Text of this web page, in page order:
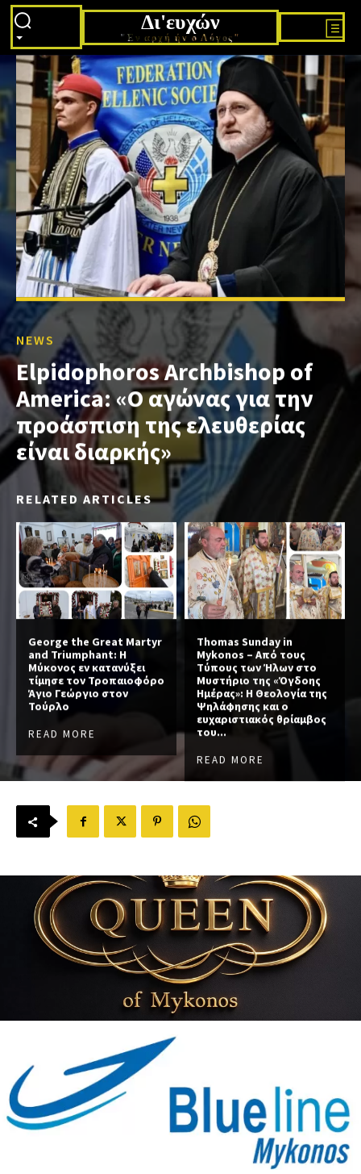
Δι'ευχών
"Εν αρχή ήν ο Λόγος"
NEWS
Elpidophoros Archbishop of
America: «Ο αγώνας για την
προάσπιση της ελευθερίας
είναι διαρκής»
RELATED ARTICLES
George the Great Martyr
and Triumphant: Η
Μύκονος εν κατανύξει
τίμησε τον Τροπαιοφόρο
Άγιο Γεώργιο στον
Τούρλο
READ MORE
Thomas Sunday in
Mykonos – Από τους
Τύπους των Ήλων στο
Μυστήριο της «Όγδοης
Ημέρας»: Η Θεολογία της
Ψηλάφησης και ο
ευχαριστιακός θρίαμβος
του...
READ MORE